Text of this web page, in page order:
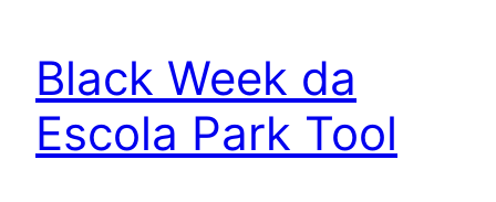
Black Week da
Escola Park Tool